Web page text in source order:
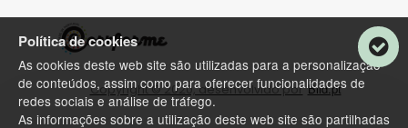
Copyright © 2020, desenvolvido por Bild.pt
Política de cookies
As cookies deste web site são utilizadas para a personalização
de conteúdos, assim como para oferecer funcionalidades de
redes sociais e análise de tráfego.
As informações sobre a utilização deste web site são partilhadas